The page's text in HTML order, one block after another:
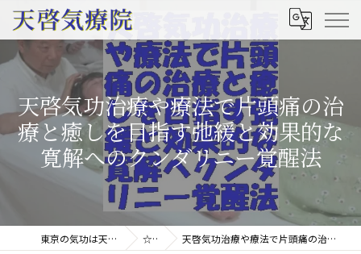
天啓気功治療や療法で片頭痛の治
療と癒しを目指す弛緩と効果的な
寛解へのクンダリニー覚醒法
東京の気功は天啓気療院(天啓気功療法治療院) ☆コラム 天啓気功治療や療法で片頭痛の治療と癒しを目指す弛緩と効果的な寛解へのクンダリニー覚醒法